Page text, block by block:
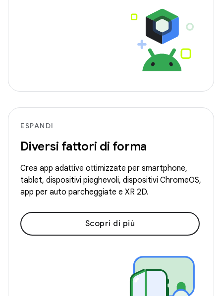
ESPANDI
Diversi fattori di forma
Crea app adattive ottimizzate per smartphone,
tablet, dispositivi pieghevoli, dispositivi ChromeOS,
app per auto parcheggiate e XR 2D.
Scopri di più